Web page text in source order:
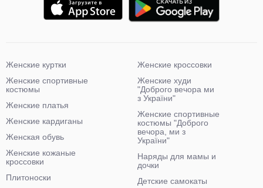
Женские куртки
Женские спортивные
костюмы
Женские платья
Женские кардиганы
Женская обувь
Женские кожаные
кроссовки
Плитоноски
Женские кроссовки
Женские худи
"Доброго вечора ми
з України"
Женские спортивные
костюмы "Доброго
вечора, ми з
України"
Наряды для мамы и
дочки
Детские самокаты